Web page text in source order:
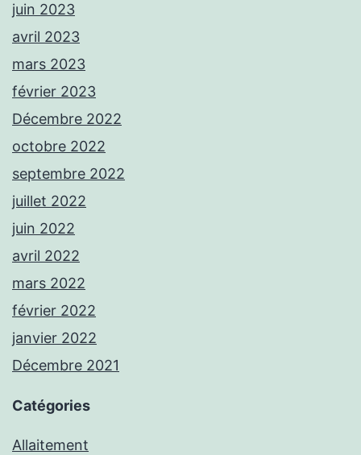
juin 2023
avril 2023
mars 2023
février 2023
Décembre 2022
octobre 2022
septembre 2022
juillet 2022
juin 2022
avril 2022
mars 2022
février 2022
janvier 2022
Décembre 2021
Catégories
Allaitement